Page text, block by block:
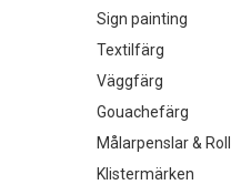
Sign painting
Textilfärg
Väggfärg
Gouachefärg
Målarpenslar &
Klistermärken